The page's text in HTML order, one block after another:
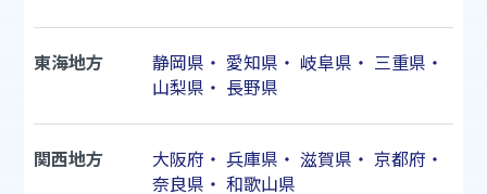
東海地方 静岡県 ・ 愛知県 ・ 岐阜県 ・ 三重県 ・
山梨県 ・ 長野県
関西地方 大阪府 ・ 兵庫県 ・ 滋賀県 ・ 京都府 ・
奈良県 ・ 和歌山県